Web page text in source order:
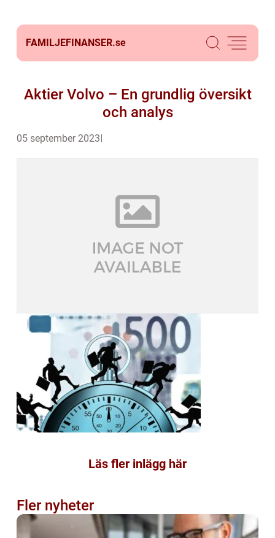
FAMILJEFINANSER.se
Aktier Volvo – En grundlig översikt
och analys
05 september 2023
Läs fler inlägg här
Fler nyheter